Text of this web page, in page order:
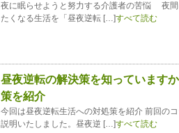
夜に眠らせようと努力する介護者の苦悩 夜
たくなる生活を「昼夜逆転 […]すべて読む
昼夜逆転の解決策を知っています
策を紹介
今回は昼夜逆転生活への対処策を紹介 前回の
説明いたしました。昼夜逆 […]すべて読む